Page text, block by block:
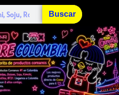
Buscar